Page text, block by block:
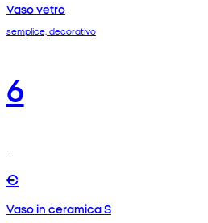
Vaso vetro
semplice, decorativo
6
€
Vaso in ceramica S